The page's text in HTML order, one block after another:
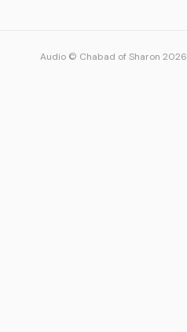
Audio © Chabad of Sharon 2026